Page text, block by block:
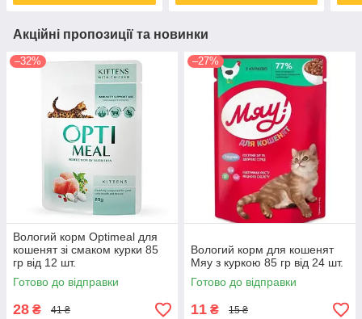
Акційні пропозиції та новинки
–32%
Вологий корм Optimeal для
кошенят зі смаком курки 85
гр від 12 шт.
Готово до відправки
28 ₴ 41 ₴
–27%
Вологий корм для кошенят
Мяу з куркою 85 гр від 24 шт.
Готово до відправки
11 ₴ 15 ₴